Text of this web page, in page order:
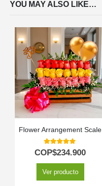
YOU MAY ALSO LIKE…
Flower Arrangement Scale
5.00out of 5
COP$234.900
Ver producto